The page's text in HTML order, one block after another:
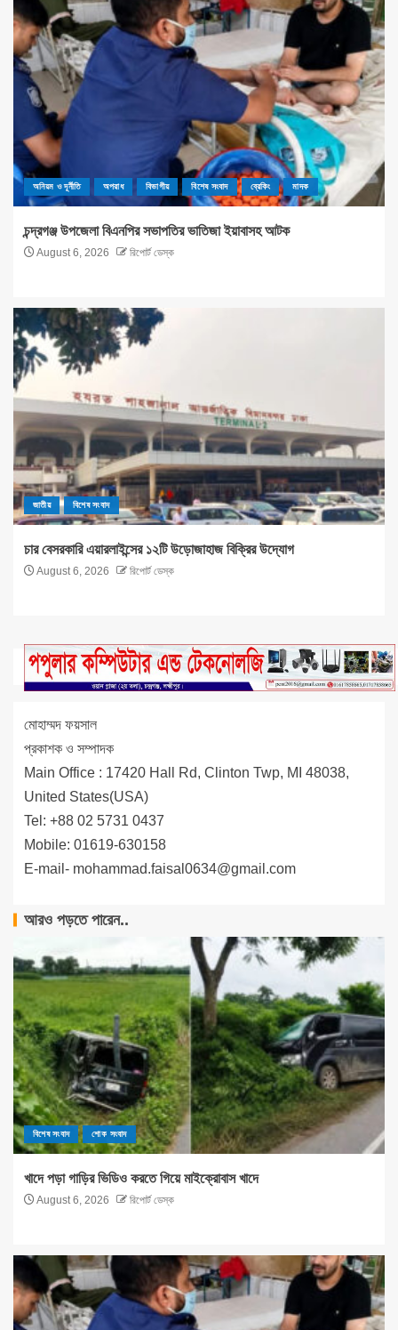
অনিয়ম ও দূর্নীতি অপরাধ বিভাগীয় বিশেষ সংবাদ ব্রেকিং মাদক
চন্দ্রগঞ্জ উপজেলা বিএনপির সভাপতির ভাতিজা ইয়াবাসহ আটক
August 6, 2026 রিপোর্ট ডেস্ক
জাতীয় বিশেষ সংবাদ
চার বেসরকারি এয়ারলাইন্সের ১২টি উড়োজাহাজ বিক্রির উদ্যোগ
August 6, 2026 রিপোর্ট ডেস্ক
মোহাম্মদ ফয়সাল
প্রকাশক ও সম্পাদক
Main Office : 17420 Hall Rd, Clinton Twp, MI 48038,
United States(USA)
Tel: +88 02 5731 0437
Mobile: 01619-630158
E-mail- mohammad.faisal0634@gmail.com
আরও পড়তে পারেন..
বিশেষ সংবাদ শোক সংবাদ
খাদে পড়া গাড়ির ভিডিও করতে গিয়ে মাইক্রোবাস খাদে
August 6, 2026 রিপোর্ট ডেস্ক